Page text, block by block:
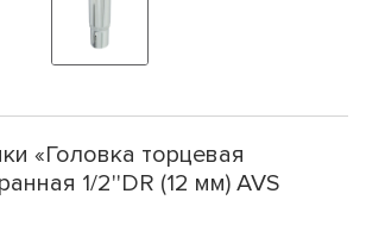
«Головка торцевая
1/2''DR (12 мм) AVS